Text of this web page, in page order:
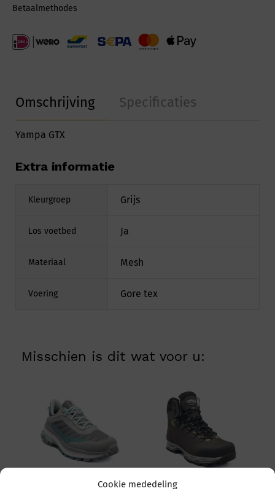
Cookie mededeling
Betaalmethodes
Omschrijving Specificaties
Yampa GTX
Extra informatie
Kleurgroep Grijs
Los voetbed Ja
Materiaal Mesh
Voering Gore tex
Misschien is dit wat voor u: